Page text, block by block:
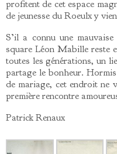
profitent de cet espace
de jeunesse du Roeulx y
S’il a connu une
square Léon Mabille reste
toutes les générations, un
partage le bonheur.
de mariage, cet endroit ne
première rencontre
Patrick Renaux